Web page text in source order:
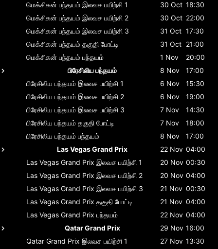
மெக்சிகன் பந்தயம் இலவச பயிற்சி 1 30 Oct 18:30
மெக்சிகன் பந்தயம் இலவச பயிற்சி 2 30 Oct 22:00
மெக்சிகன் பந்தயம் இலவச பயிற்சி 3 31 Oct 17:30
மெக்சிகன் பந்தயம் தகுதி போட்டி 31 Oct 21:00
மெக்சிகன் பந்தயம் பந்தயம் 1 Nov
20:00
பிரேசிலிய பந்தயம்
8 Nov
17:00
பிரேசிலிய பந்தயம் இலவச பயிற்சி 1 6 Nov
15:30
பிரேசிலிய பந்தயம் இலவச பயிற்சி 2 6 Nov
19:00
பிரேசிலிய பந்தயம் இலவச பயிற்சி 3 7 Nov
14:30
பிரேசிலிய பந்தயம் தகுதி போட்டி 7 Nov
18:00
பிரேசிலிய பந்தயம் பந்தயம் 8 Nov
17:00
Las Vegas Grand Prix
22 Nov 04:00
Las Vegas Grand Prix இலவச பயிற்சி 1 20 Nov 00:30
Las Vegas Grand Prix இலவச பயிற்சி 2 20 Nov 04:00
Las Vegas Grand Prix இலவச பயிற்சி 3 21 Nov 00:30
Las Vegas Grand Prix தகுதி போட்டி 21 Nov 04:00
Las Vegas Grand Prix பந்தயம் 22 Nov 04:00
Qatar Grand Prix
29 Nov 16:00
Qatar Grand Prix இலவச பயிற்சி 1 27 Nov 13:30